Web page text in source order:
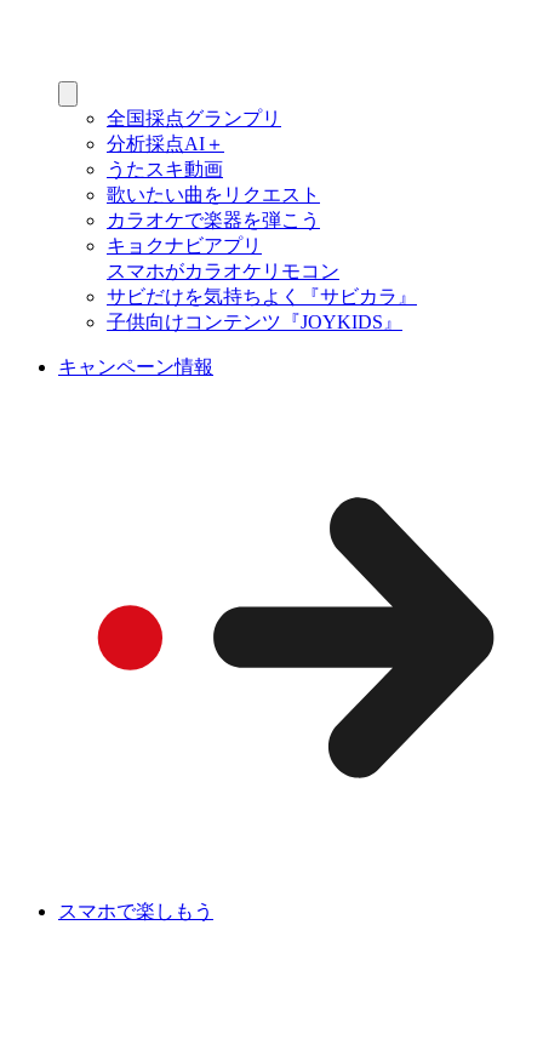
全国採点グランプリ
分析採点AI＋
うたスキ動画
歌いたい曲をリクエスト
カラオケで楽器を弾こう
キョクナビアプリ
スマホがカラオケリモコン
サビだけを気持ちよく『サビカラ』
子供向けコンテンツ『JOYKIDS』
キャンペーン情報
スマホで楽しもう